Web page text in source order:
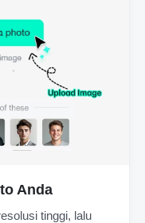
Anda
tinggi, lalu